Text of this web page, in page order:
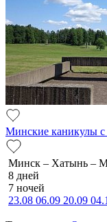
Минские каникулы с
Минск – Хатынь –
8 дней
7 ночей
23.08 06.09 20.09